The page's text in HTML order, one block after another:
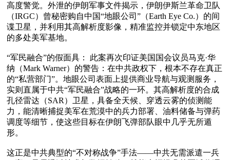
高度警觉。外泄的伊朗军事文件揭示，伊朗伊斯兰革命卫队
（IRGC）曾秘密购自中国“地眼公司”（Earth Eye Co.）的间
谍卫星，并利用其高解析度影像，精准监控并锁定中东地区
的多处美军基地。
“军民融合”的假面具： 此案再次印证美国国会议员马克·华
纳（Mark Warner）的警告：在中共政权下，根本不存在真正
的“私营部门”。地眼公司表面上提供商业导航与观测服务，
实则直属于中共“军民融合”战略的一环。其高解析度的合成
孔径雷达（SAR）卫星，具备全天候、穿透云雾的侦测能
力，能清晰捕捉美军在荒漠中的兵力部署、油料储备与弹药
调度等细节，使这些目标在伊朗飞弹部队眼中几乎无所遁
形。
这正是中共典型的“不对称战争”手法——中共无需派遣一兵